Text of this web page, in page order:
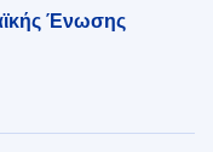
Ένωσης